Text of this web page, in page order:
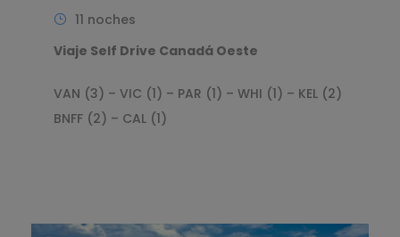
11 noches
Viaje Self Drive Canadá Oeste
VAN (3) – VIC (1) – PAR (1) – WHI (1) – KEL (2)
BNFF (2) – CAL (1)